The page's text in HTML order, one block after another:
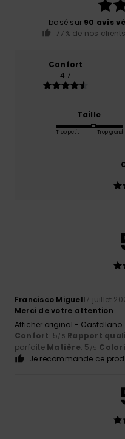
basé sur 90 avis
77% de nos
Confort
4.7
Taille
Trop petit Trop grand
Francisco Miguel17 juillet
Merci de votre attention
Afficher original - Castellano
Confort: 5/5 Rapport
parfaite Matière: 5 /5
Je recommande ce